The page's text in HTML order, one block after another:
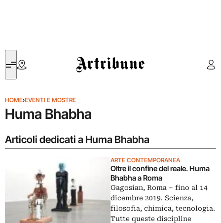
Artribune
HOME›EVENTI E MOSTRE
Huma Bhabha
Articoli dedicati a Huma Bhabha
ARTE CONTEMPORANEA
Oltre il confine del reale. Huma
Bhabha a Roma
Gagosian, Roma – fino al 14
dicembre 2019. Scienza,
filosofia, chimica, tecnologia.
Tutte queste discipline